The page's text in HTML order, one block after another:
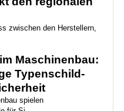
zwischen den Herstellern,
Maschinenbau:
Typenschild-
spielen